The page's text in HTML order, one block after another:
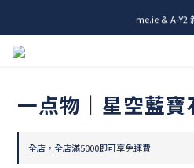
me.ie & A-Y2
me.ie & A-Y2
一点物｜星空藍寶
全店，全店滿5000即可享免運費